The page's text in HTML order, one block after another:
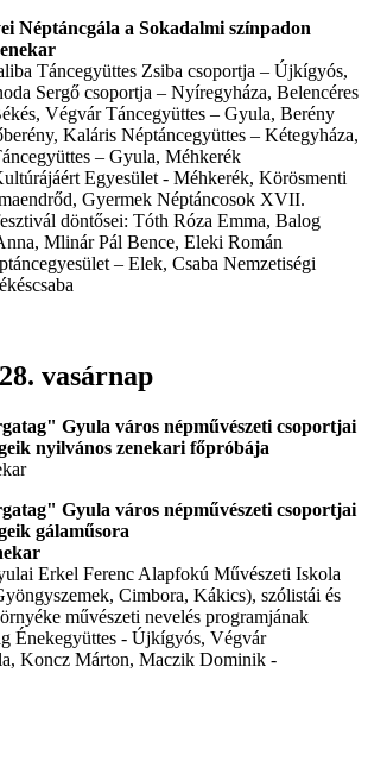
Néptáncgála a Sokadalmi színpadon
Táncegyüttes Zsiba csoportja – Újkígyós,
Sergő csoportja – Nyíregyháza, Belencéres
Végvár Táncegyüttes – Gyula, Berény
Kaláris Néptáncegyüttes – Kétegyháza,
– Gyula, Méhkerék
Egyesület - Méhkerék, Körösmenti
Gyermek Néptáncosok XVII.
döntősei: Tóth Róza Emma, Balog
Mlinár Pál Bence, Eleki Román
– Elek, Csaba Nemzetiségi
vasárnap
Gyula város népművészeti csoportjai
nyilvános zenekari főpróbája
Gyula város népművészeti csoportjai
gálaműsora
Erkel Ferenc Alapfokú Művészeti Iskola
Cimbora, Kákics), szólistái és
művészeti nevelés programjának
Énekegyüttes - Újkígyós, Végvár
Koncz Márton, Maczik Dominik -